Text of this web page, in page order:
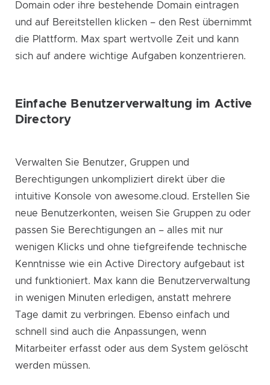
Domain oder ihre bestehende Domain eintragen
und auf Bereitstellen klicken – den Rest übernimmt
die Plattform. Max spart wertvolle Zeit und kann
sich auf andere wichtige Aufgaben konzentrieren.
Einfache Benutzerverwaltung im Active
Directory
Verwalten Sie Benutzer, Gruppen und
Berechtigungen unkompliziert direkt über die
intuitive Konsole von awesome.cloud. Erstellen Sie
neue Benutzerkonten, weisen Sie Gruppen zu oder
passen Sie Berechtigungen an – alles mit nur
wenigen Klicks und ohne tiefgreifende technische
Kenntnisse wie ein Active Directory aufgebaut ist
und funktioniert. Max kann die Benutzerverwaltung
in wenigen Minuten erledigen, anstatt mehrere
Tage damit zu verbringen. Ebenso einfach und
schnell sind auch die Anpassungen, wenn
Mitarbeiter erfasst oder aus dem System gelöscht
werden müssen.